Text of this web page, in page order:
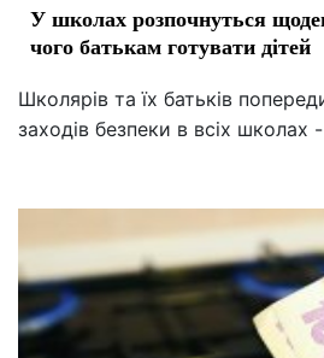
У школах розпочнуться
чого батькам готувати дітей
Школярів та їх батьків
заходів безпеки в всіх школах